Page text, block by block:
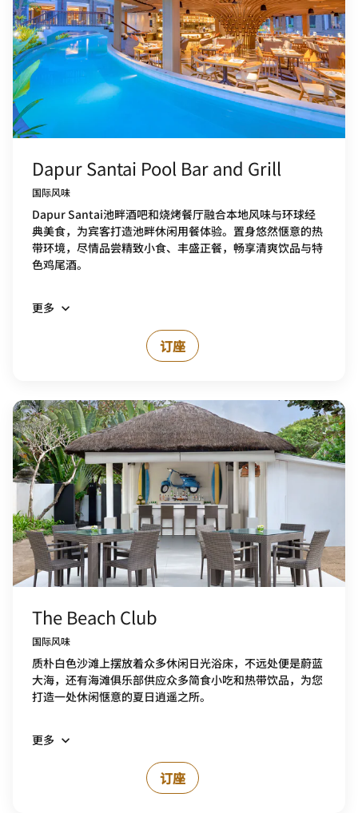
Dapur Santai Pool Bar and Grill
国际风味
Dapur Santai池畔酒吧和烧烤餐厅融合本地风味与环球经
典美食，为宾客打造池畔休闲用餐体验。置身悠然惬意的热
带环境，尽情品尝精致小食、丰盛正餐，畅享清爽饮品与特
色鸡尾酒。
更多
订座
The Beach Club
国际风味
质朴白色沙滩上摆放着众多休闲日光浴床，不远处便是蔚蓝
大海，还有海滩俱乐部供应众多简食小吃和热带饮品，为您
打造一处休闲惬意的夏日逍遥之所。
更多
订座